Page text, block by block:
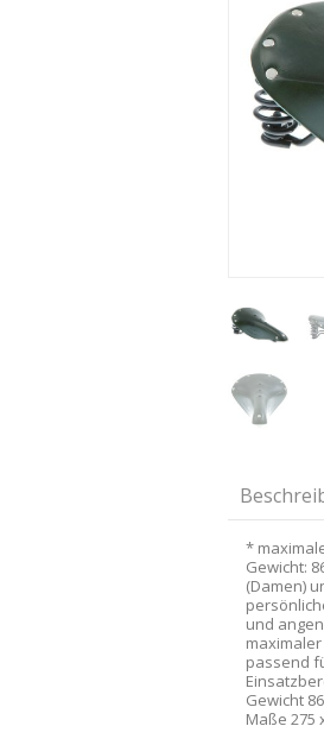
*
Gewicht:
(Damen)
und
passend
Gewicht
Maße 275